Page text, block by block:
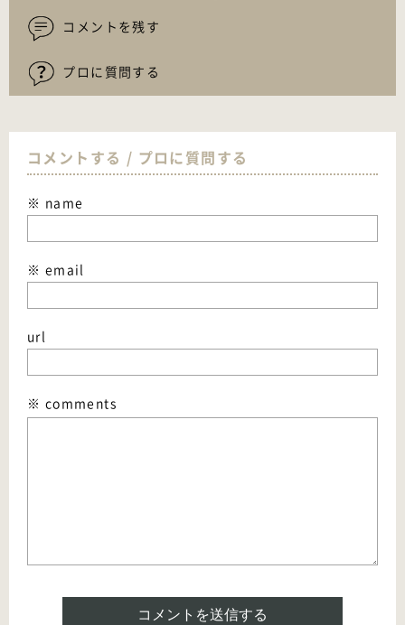
コメントを残す
プロに質問する
コメントする / プロに質問する
※ name
※ email
url
※ comments